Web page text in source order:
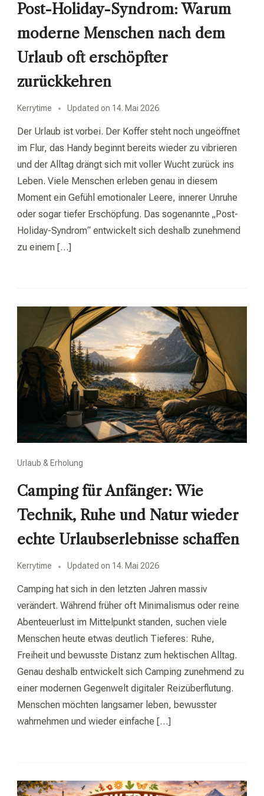
Post-Holiday-Syndrom: Warum
moderne Menschen nach dem
Urlaub oft erschöpfter
zurückkehren
Kerrytime Updated on 14. Mai 2026
Der Urlaub ist vorbei. Der Koffer steht noch ungeöffnet
im Flur, das Handy beginnt bereits wieder zu vibrieren
und der Alltag drängt sich mit voller Wucht zurück ins
Leben. Viele Menschen erleben genau in diesem
Moment ein Gefühl emotionaler Leere, innerer Unruhe
oder sogar tiefer Erschöpfung. Das sogenannte „Post-
Holiday-Syndrom“ entwickelt sich deshalb zunehmend
zu einem […]
Urlaub & Erholung
Camping für Anfänger: Wie
Technik, Ruhe und Natur wieder
echte Urlaubserlebnisse schaffen
Kerrytime Updated on 14. Mai 2026
Camping hat sich in den letzten Jahren massiv
verändert. Während früher oft Minimalismus oder reine
Abenteuerlust im Mittelpunkt standen, suchen viele
Menschen heute etwas deutlich Tieferes: Ruhe,
Freiheit und bewusste Distanz zum hektischen Alltag.
Genau deshalb entwickelt sich Camping zunehmend zu
einer modernen Gegenwelt digitaler Reizüberflutung.
Menschen möchten langsamer leben, bewusster
wahrnehmen und wieder einfache […]